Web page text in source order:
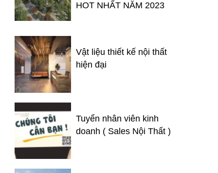
HOT NHẤT NĂM 2023
Vật liệu thiết kế nội thất
hiện đại
Tuyển nhân viên kinh
doanh ( Sales Nội Thất )